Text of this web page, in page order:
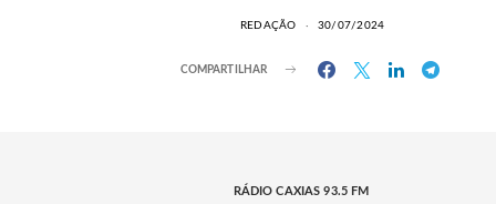
REDAÇÃO 30/07/2024
COMPARTILHAR
RÁDIO CAXIAS 93.5 FM